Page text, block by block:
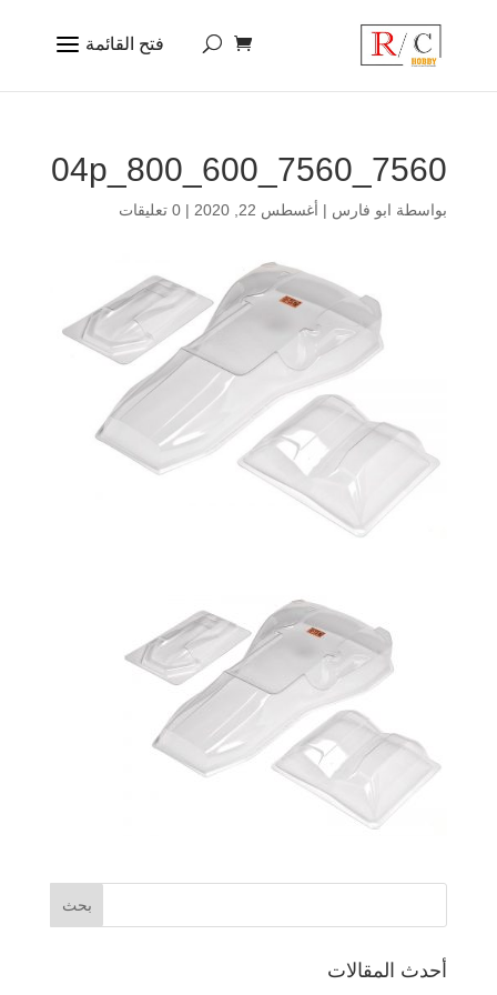
7560_7560_04p_800_600
بواسطة ابو فارس | أغسطس 22, 2020 | 0 تعليقات
أحدث المقالات